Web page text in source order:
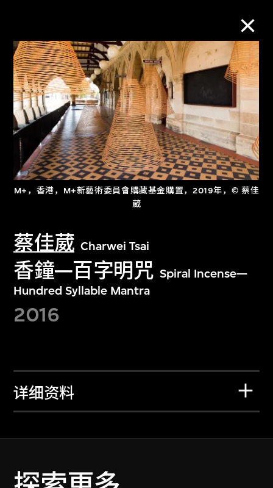
M+，香港，M+新藝術委員會購藏基金購置，2019年，© 蔡佳
葳
蔡佳葳 Charwei Tsai
香鐘—百字明咒 Spiral Incense—
Hundred Syllable Mantra
2016
详细资料
M+藏品
进一步筛选 搜索
关于M+藏品
文化藏品。